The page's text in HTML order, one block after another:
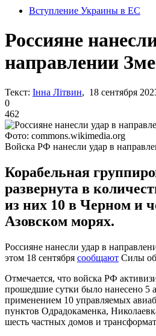
Вступление Украины в ЕС
Россияне
направлении
Текст: Інна Літвин, 18 сентября
0
462
Фото: commons.wikimedia.org
Войска РФ нанесли удар в
Корабельная
развернута в
из них 10 в Черном и
Азовском морях.
Россияне нанесли удар в
этом 18 сентября сообщают Силы
Отмечается, что войска РФ
прошедшие сутки было нанесено 5
применением 10 управляемых
пунктов Одрадокаменка,
шесть частных домов и